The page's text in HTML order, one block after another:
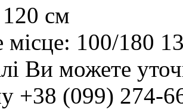
см
місце: 100/180
Ви можете
+38 (099) 274-